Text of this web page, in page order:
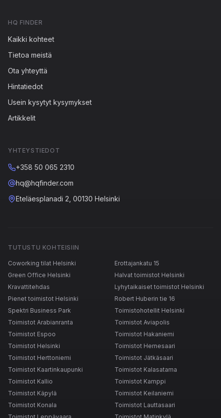
HQ FINDER
Kaikki kohteet
Tietoa meistä
Ota yhteyttä
Hintatiedot
Usein kysytyt kysymykset
Artikkelit
YHTEYSTIEDOT
+358 50 065 2310
hq@hqfinder.com
Eteläesplanadi 2, 00130 Helsinki
TUTUSTU KOHTEISIIN
Coworking tilat Helsinki
Erottajankatu 15
Green Office Helsinki
Halvat toimistot Helsinki
Kravattitehdas
Lyhytaikaiset toimistot Helsinki
Pienet toimistot Helsinki
Robert Huberin tie 16
Spektri Business Park
Toimistohotellit Helsinki
Toimistot Arabianranta
Toimistot Aviapolis
Toimistot Espoo
Toimistot Hakaniemi
Toimistot Helsinki
Toimistot Hernesaari
Toimistot Herttoniemi
Toimistot Jätkäsaari
Toimistot Kaartinkaupunki
Toimistot Kalasatama
Toimistot Kallio
Toimistot Kamppi
Toimistot Käpylä
Toimistot Keilaniemi
Toimistot Konala
Toimistot Lauttasaari